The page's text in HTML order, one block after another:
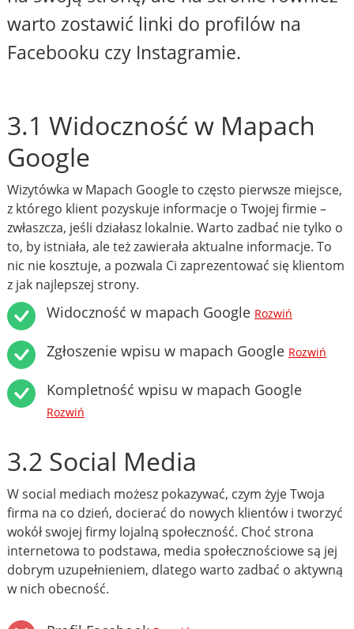
warto zostawić linki do profilów na
Facebooku czy Instagramie.
3.1 Widoczność w Mapach
Google
Wizytówka w Mapach Google to często pierwsze miejsce,
z którego klient pozyskuje informacje o Twojej firmie –
zwłaszcza, jeśli działasz lokalnie. Warto zadbać nie tylko o
to, by istniała, ale też zawierała aktualne informacje. To
nic nie kosztuje, a pozwala Ci zaprezentować się klientom
z jak najlepszej strony.
Widoczność w mapach Google Rozwiń
Zgłoszenie wpisu w mapach Google Rozwiń
Kompletność wpisu w mapach Google
Rozwiń
3.2 Social Media
W social mediach możesz pokazywać, czym żyje Twoja
firma na co dzień, docierać do nowych klientów i tworzyć
wokół swojej firmy lojalną społeczność. Choć strona
internetowa to podstawa, media społecznościowe są jej
dobrym uzupełnieniem, dlatego warto zadbać o aktywną
w nich obecność.